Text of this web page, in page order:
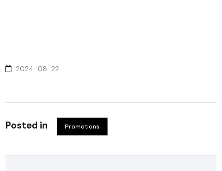
2024-08-22
Posted in Promotions